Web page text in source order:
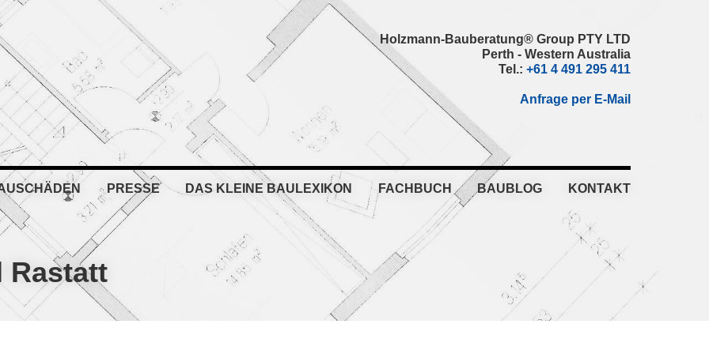
Holzmann-Bauberatung® Group PTY LTD
Perth - Western Australia
Tel.: +61 4 491 295 411
Anfrage per E-Mail
PRESSE DAS KLEINE BAULEXIKON FACHBUCH BAUBLOG KONTAKT
Rastatt